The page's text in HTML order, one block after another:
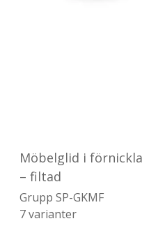
Möbelglid i
– filtad
Grupp SP-GKMF
7varianter